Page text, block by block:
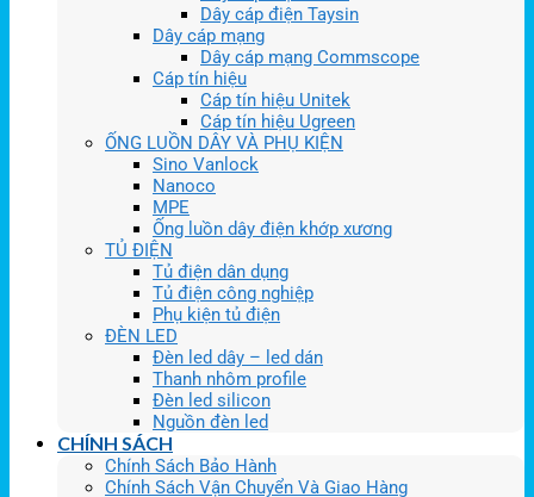
Dây cáp điện Taysin
Dây cáp mạng
Dây cáp mạng Commscope
Cáp tín hiệu
Cáp tín hiệu Unitek
Cáp tín hiệu Ugreen
ỐNG LUỒN DÂY VÀ PHỤ KIỆN
Sino Vanlock
Nanoco
MPE
Ống luồn dây điện khớp xương
TỦ ĐIỆN
Tủ điện dân dụng
Tủ điện công nghiệp
Phụ kiện tủ điện
ĐÈN LED
Đèn led dây – led dán
Thanh nhôm profile
Đèn led silicon
Nguồn đèn led
CHÍNH SÁCH
Chính Sách Bảo Hành
Chính Sách Vận Chuyển Và Giao Hàng